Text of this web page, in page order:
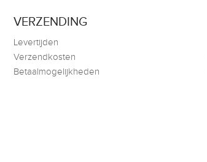
VERZENDING
Levertijden
Verzendkosten
Betaalmogelijkheden